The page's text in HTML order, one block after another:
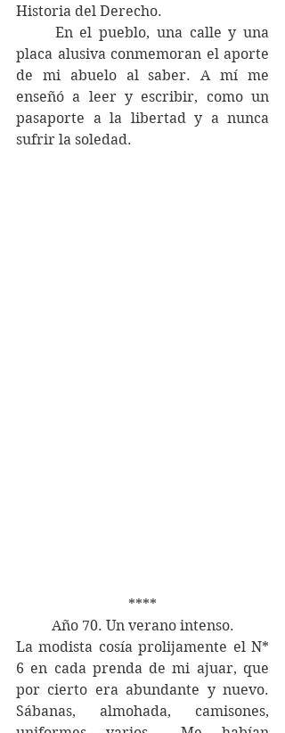
Historia del Derecho.
placa alusiva conmemoran el aporte
de mi abuelo al saber. A mí me
enseñó a leer y escribir, como un
pasaporte a la libertad y a nunca
sufrir la soledad.
****
Año 70. Un verano intenso.
La modista cosía prolijamente el N*
6 en cada prenda de mi ajuar, que
por cierto era abundante y nuevo.
Sábanas, almohada, camisones,